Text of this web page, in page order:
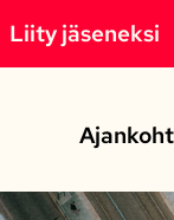
Liity jäseneksi